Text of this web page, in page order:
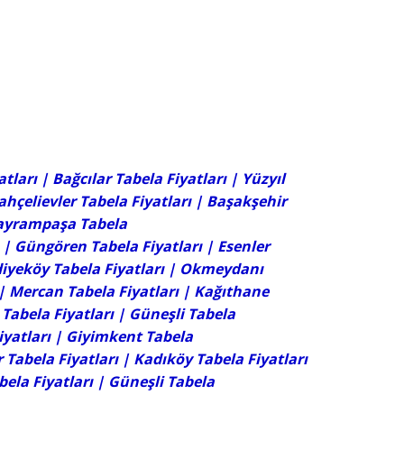
| Bağcılar Tabela Fiyatları| Yüzyıl
Tabela Fiyatları| Başakşehir
Tabela
| Güngören Tabela Fiyatları| Esenler
Tabela Fiyatları| Okmeydanı
Tabela Fiyatları | Kağıthane
Fiyatları| Güneşli Tabela
| Giyimkent Tabela
Fiyatları | Kadıköy Tabela Fiyatları
Fiyatları| Güneşli Tabela